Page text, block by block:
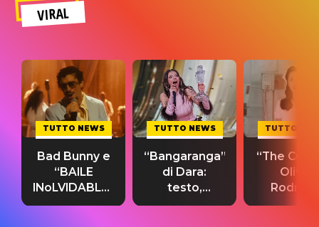
VIRAL
TUTTO NEWS
Bad Bunny e
“BAILE
INoLVIDABLE”:
testo,
TUTTO NEWS
“Bangaranga”
di Dara:
testo,
traduzione e
TUTTO
“The
Olivia
testo,